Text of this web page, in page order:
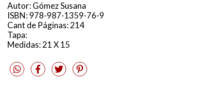
Autor: Gómez Susana
ISBN: 978-987-1359-76-9
Cant de Páginas: 214
Tapa:
Medidas: 21 X 15